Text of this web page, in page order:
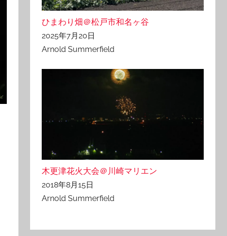
ひまわり畑＠松戸市和名ヶ谷
2025年7月20日
Arnold Summerfield
木更津花火大会＠川崎マリエン
2018年8月15日
Arnold Summerfield